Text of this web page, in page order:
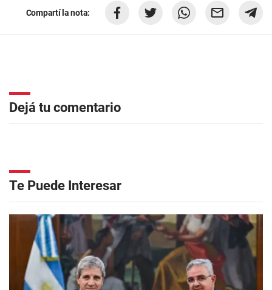
Compartí la nota:
Dejá tu comentario
Te Puede Interesar